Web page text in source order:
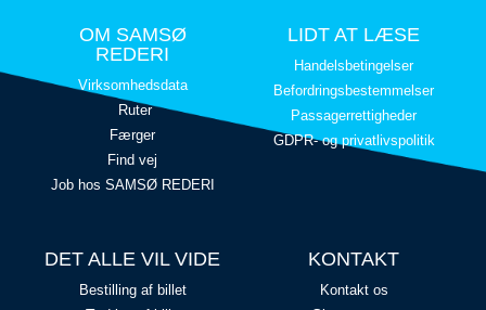
OM SAMSØ
REDERI
Virksomhedsdata
Ruter
Færger
Find vej
Job hos SAMSØ REDERI
LIDT AT LÆSE
Handelsbetingelser
Befordringsbestemmelser
Passagerrettigheder
GDPR- og privatlivspolitik
DET ALLE VIL VIDE
Bestilling af billet
KONTAKT
Kontakt os